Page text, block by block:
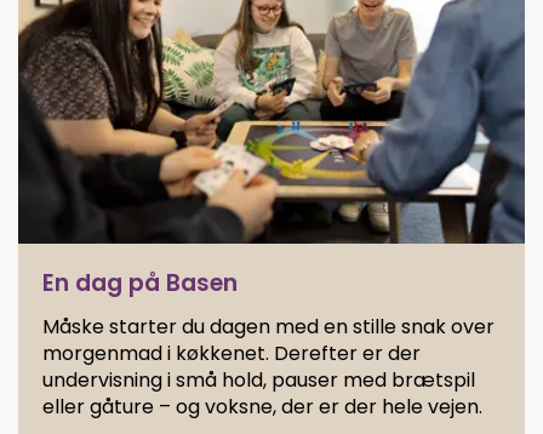
En dag på Basen
Måske starter du dagen med en stille snak over
morgenmad i køkkenet. Derefter er der
undervisning i små hold, pauser med brætspil
eller gåture – og voksne, der er der hele vejen.